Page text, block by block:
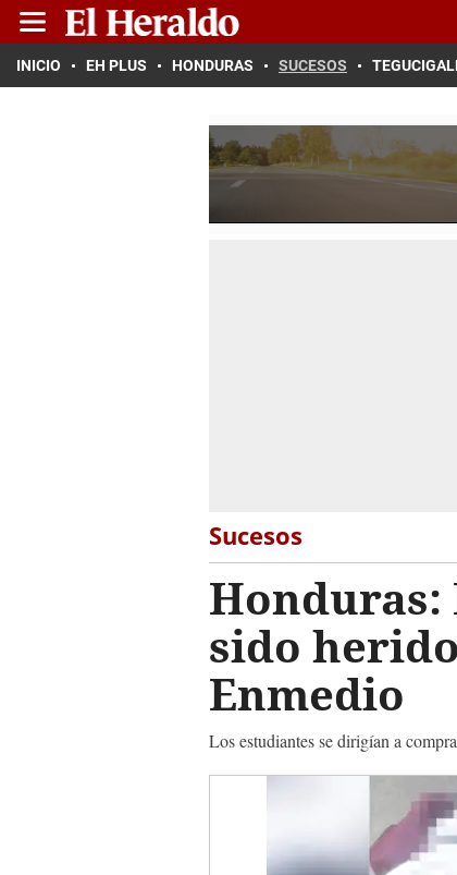
INICIO EH PLUS HONDURAS SUCESOS
Sucesos
Honduras:
sido
Enmedio
Los estudiantes se dirigían a